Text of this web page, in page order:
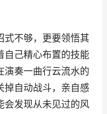
式不够，更要领悟其
自己精心布置的技能
演奏一曲行云流水的
掉自动战斗，亲自感
发现从未见过的风